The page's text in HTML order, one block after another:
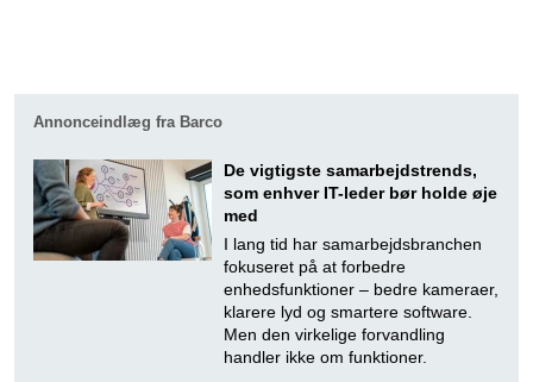
Annonceindlæg fra Barco
De vigtigste samarbejdstrends,
som enhver IT-leder bør holde øje
med
I lang tid har samarbejdsbranchen
fokuseret på at forbedre
enhedsfunktioner – bedre kameraer,
klarere lyd og smartere software.
Men den virkelige forvandling
handler ikke om funktioner.